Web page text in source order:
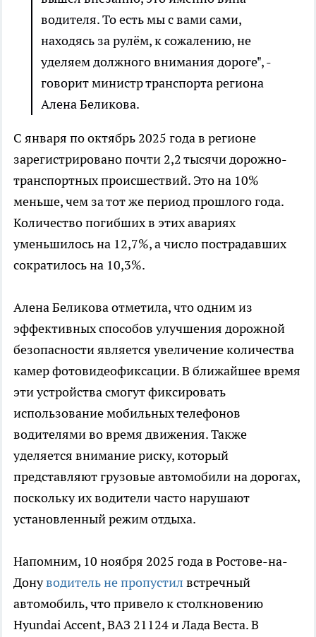
водителя. То есть мы с вами сами,
находясь за рулём, к сожалению, не
уделяем должного внимания дороге", -
говорит министр транспорта региона
Алена Беликова.
С января по октябрь 2025 года в регионе
зарегистрировано почти 2,2 тысячи дорожно-
транспортных происшествий. Это на 10%
меньше, чем за тот же период прошлого года.
Количество погибших в этих авариях
уменьшилось на 12,7%, а число пострадавших
сократилось на 10,3%.
Алена Беликова отметила, что одним из
эффективных способов улучшения дорожной
безопасности является увеличение количества
камер фотовидеофиксации. В ближайшее время
эти устройства смогут фиксировать
использование мобильных телефонов
водителями во время движения. Также
уделяется внимание риску, который
представляют грузовые автомобили на дорогах,
поскольку их водители часто нарушают
установленный режим отдыха.
Напомним, 10 ноября 2025 года в Ростове-на-
Донуводитель не пропустил встречный
автомобиль, что привело к столкновению
Hyundai Accent, ВАЗ 21124 и Лада Веста. В